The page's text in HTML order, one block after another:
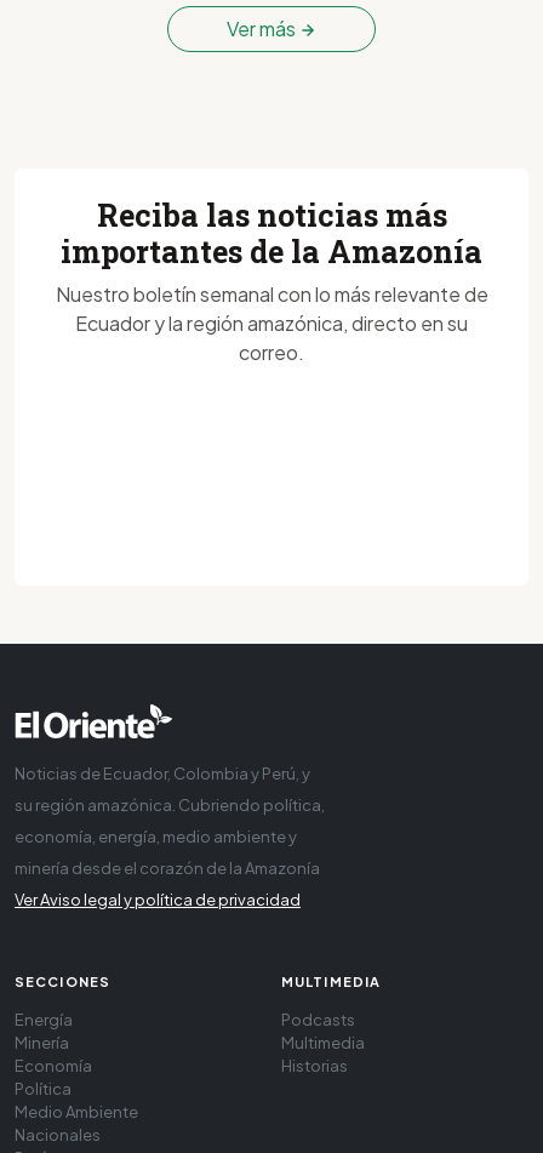
Ver más
Reciba las noticias más
importantes de la Amazonía
Nuestro boletín semanal con lo más relevante de
Ecuador y la región amazónica, directo en su
correo.
Noticias de Ecuador, Colombia y Perú, y
su región amazónica. Cubriendo política,
economía, energía, medio ambiente y
minería desde el corazón de la Amazonía
Ver Aviso legal y política de privacidad
SECCIONES
Energía
Minería
Economía
Política
Medio Ambiente
Nacionales
MULTIMEDIA
Podcasts
Multimedia
Historias